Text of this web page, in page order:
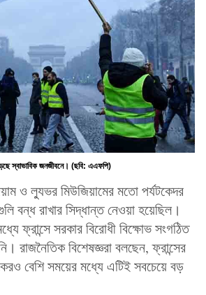
স্বাভাবিক জনজীবনে। (ছবি: এএফপি)
ও ল্যুভর মিউজিয়ামের মতো পর্যটকেদর
বন্ধ রাখার সিদ্ধান্ত নেওয়া হয়েছিল।
ফ্রান্সে সরকার বিরোধী বিক্ষোভ সংগঠিত
রাজনৈতিক বিশেষজ্ঞরা বলছেন, ফ্রান্সের
বেশি সময়ের মধ্যে এটিই সবচেয়ে বড়